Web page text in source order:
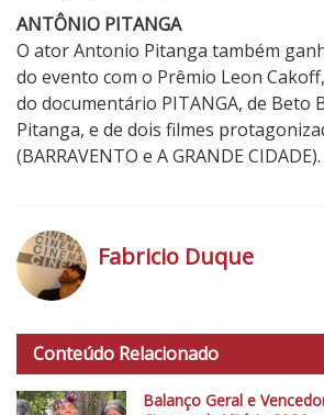
ANTÔNIO PITANGA
O ator Antonio Pitanga também
do evento com o Prêmio Leon
do documentário PITANGA, de Beto
Pitanga, e de dois filmes
(BARRAVENTO e A GRANDE CIDADE).
t
p
Fabricio Duque
Conteúdo Relacionado
Balanço Geral e